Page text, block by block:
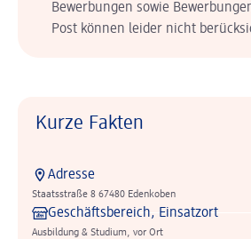
Bewerbungen sowie
Post können leider nicht
Kurze Fakten
Adresse
Staatsstraße 8 67480 Edenkoben
Geschäftsbereich, Einsatzort
Ausbildung & Studium, vor Ort